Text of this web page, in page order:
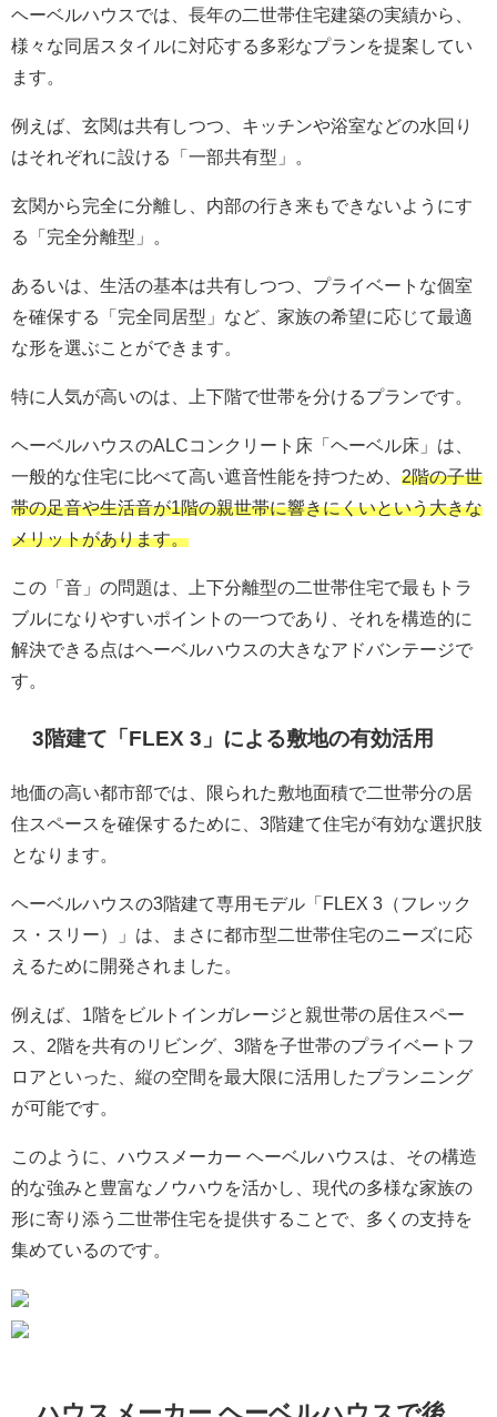
ヘーベルハウスでは、長年の二世帯住宅建築の実績から、
様々な同居スタイルに対応する多彩なプランを提案してい
ます。
例えば、玄関は共有しつつ、キッチンや浴室などの水回り
はそれぞれに設ける「一部共有型」。
玄関から完全に分離し、内部の行き来もできないようにす
る「完全分離型」。
あるいは、生活の基本は共有しつつ、プライベートな個室
を確保する「完全同居型」など、家族の希望に応じて最適
な形を選ぶことができます。
特に人気が高いのは、上下階で世帯を分けるプランです。
ヘーベルハウスのALCコンクリート床「ヘーベル床」は、
一般的な住宅に比べて高い遮音性能を持つため、 2階の子世
帯の足音や生活音が1階の親世帯に響きにくいという大きな
メリットがあります。
この「音」の問題は、上下分離型の二世帯住宅で最もトラ
ブルになりやすいポイントの一つであり、それを構造的に
解決できる点はヘーベルハウスの大きなアドバンテージで
す。
3階建て「FLEX 3」による敷地の有効活用
地価の高い都市部では、限られた敷地面積で二世帯分の居
住スペースを確保するために、3階建て住宅が有効な選択肢
となります。
ヘーベルハウスの3階建て専用モデル「FLEX 3（フレック
ス・スリー）」は、まさに都市型二世帯住宅のニーズに応
えるために開発されました。
例えば、1階をビルトインガレージと親世帯の居住スペー
ス、2階を共有のリビング、3階を子世帯のプライベートフ
ロアといった、縦の空間を最大限に活用したプランニング
が可能です。
このように、ハウスメーカー ヘーベルハウスは、その構造
的な強みと豊富なノウハウを活かし、現代の多様な家族の
形に寄り添う二世帯住宅を提供することで、多くの支持を
集めているのです。